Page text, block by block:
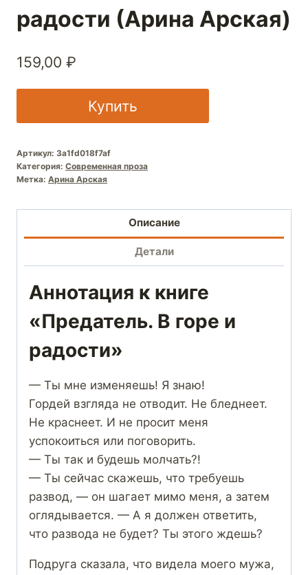
радости (Арина Арская)
159,00 ₽
Купить
Артикул: 3a1fd018f7af
Категория: Современная проза
Метка: Арина Арская
Описание
Детали
Аннотация к книге
«Предатель. В горе и
радости»
— Ты мне изменяешь! Я знаю!
Гордей взгляда не отводит. Не бледнеет.
Не краснеет. И не просит меня
успокоиться или поговорить.
— Ты так и будешь молчать?!
— Ты сейчас скажешь, что требуешь
развод, — он шагает мимо меня, а затем
оглядывается. — А я должен ответить,
что развода не будет? Ты этого ждешь?
Подруга сказала, что видела моего мужа,